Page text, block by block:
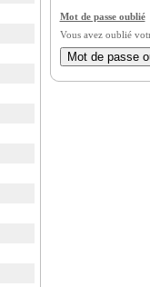
Mot de passe oublié
Vous avez oublié